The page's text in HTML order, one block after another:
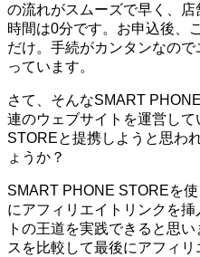
の流れがスムーズで早く、
時間は0分です。お申込後、
だけ。手続がカンタンなの
っています。
さて、そんなSMART
連のウェブサイトを運営し
STOREと提携しようと思わ
ょうか？
SMART PHONE STOREを
にアフィリエイトリンクを
トの王道を実践できると思
スを比較して最後にアフィ